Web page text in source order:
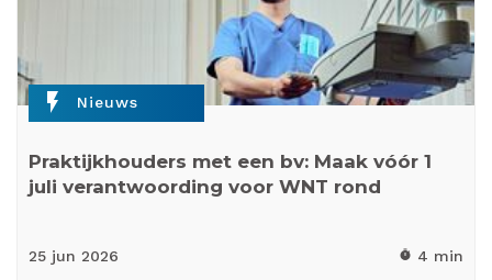
flash_on Nieuws
Praktijkhouders met een bv: Maak vóór 1
juli verantwoording voor WNT rond
25 jun 2026 timer 4 min